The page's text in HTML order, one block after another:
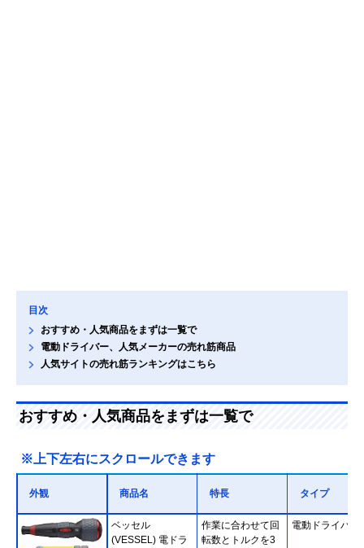
目次
おすすめ・人気商品をまずは一覧で
電動ドライバー、人気メーカーの売れ筋商品
人気サイトの売れ筋ランキングはこちら
おすすめ・人気商品をまずは一覧で
※上下左右にスクロールできます
外観 商品名 特長 タイプ
ベッセル
(VESSEL) 電ドラ
作業に合わせて回
転数とトルクを3
電動ドライバー